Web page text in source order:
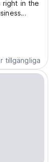
right in the
tillgängliga